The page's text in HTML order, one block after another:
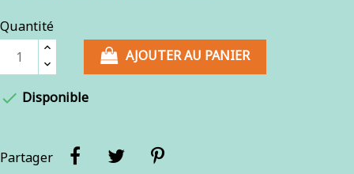
Quantité
AJOUTER AU PANIER
 Disponible
Partager